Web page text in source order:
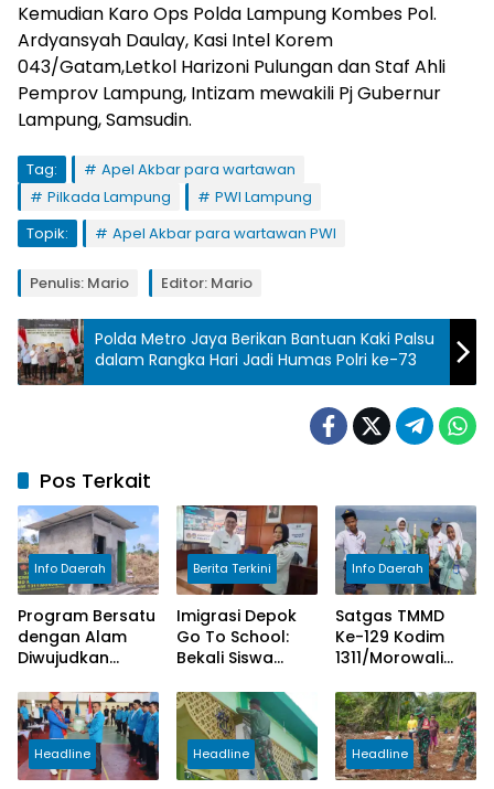
Kemudian Karo Ops Polda Lampung Kombes Pol.
Ardyansyah Daulay, Kasi Intel Korem
043/Gatam,Letkol Harizoni Pulungan dan Staf Ahli
Pemprov Lampung, Intizam mewakili Pj Gubernur
Lampung, Samsudin.
Tag:
Apel Akbar para wartawan
Pilkada Lampung
PWI Lampung
Topik:
Apel Akbar para wartawan PWI
Penulis: Mario Editor: Mario
Polda Metro Jaya Berikan Bantuan Kaki Palsu
dalam Rangka Hari Jadi Humas Polri ke-73
Pos Terkait
Info Daerah
Program Bersatu
dengan Alam
Diwujudkan
Ke-129 Kodim
1311/Morowali
Berita Terkini
Imigrasi Depok
Go To School:
Bekali Siswa
TPPO dan
Kenalkan
Peluang Karier di
Poltekim
Info Daerah
Satgas TMMD
Ke-129 Kodim
1311/Morowali
Tanam 1.000
Pohon Mangrove
di Kepulauan
Umbele
Headline Headline Headline